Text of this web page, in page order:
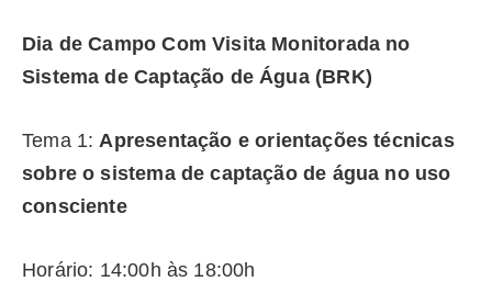
Dia de Campo Com Visita Monitorada no
Sistema de Captação de Água (BRK)
Tema 1:Apresentação e orientações técnicas
sobre o sistema de captação de água no uso
consciente
Horário: 14:00h às 18:00h